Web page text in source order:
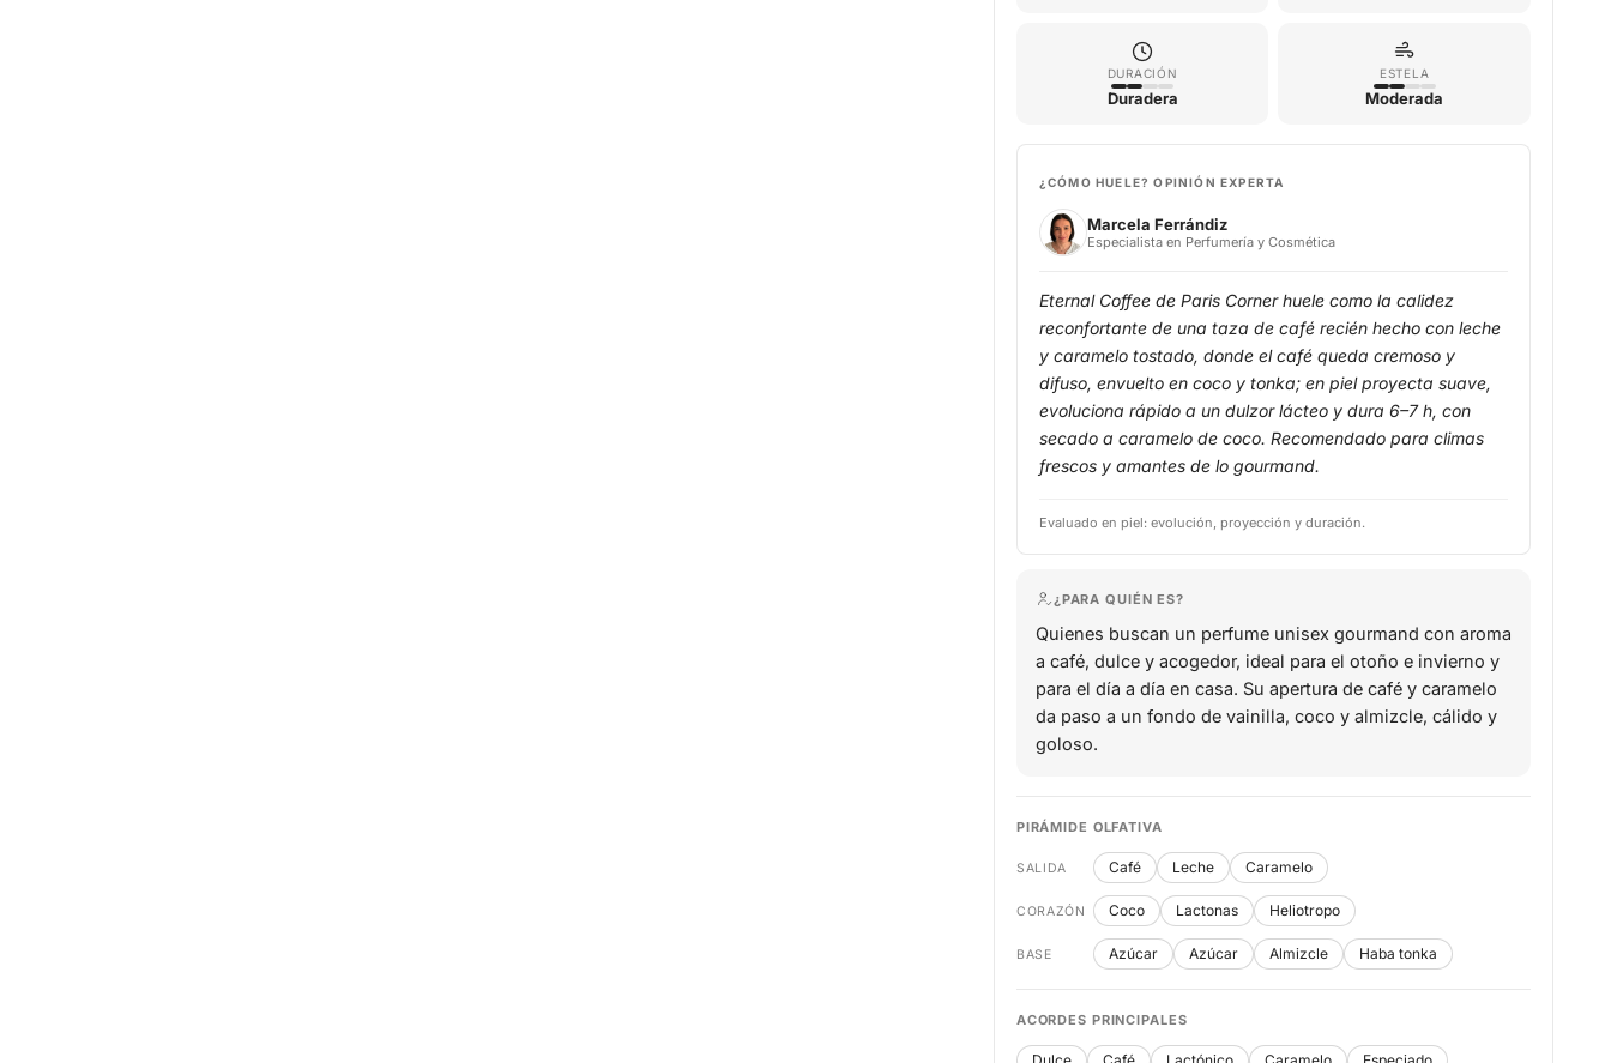
DURACIÓN
Duradera
ESTELA
Moderada
¿CÓMO HUELE? OPINIÓN EXPERTA
Marcela Ferrándiz
Especialista en Perfumería y Cosmética
Eternal Coffee de Paris Corner huele como la calidez
reconfortante de una taza de café recién hecho con leche
y caramelo tostado, donde el café queda cremoso y
difuso, envuelto en coco y tonka; en piel proyecta suave,
evoluciona rápido a un dulzor lácteo y dura 6–7 h, con
secado a caramelo de coco. Recomendado para climas
frescos y amantes de lo gourmand.
Evaluado en piel: evolución, proyección y duración.
¿PARA QUIÉN ES?
Quienes buscan un perfume unisex gourmand con aroma
a café, dulce y acogedor, ideal para el otoño e invierno y
para el día a día en casa. Su apertura de café y caramelo
da paso a un fondo de vainilla, coco y almizcle, cálido y
goloso.
PIRÁMIDE OLFATIVA
SALIDA Café Leche Caramelo
CORAZÓN Coco Lactonas Heliotropo
BASE Azúcar Azúcar Almizcle Haba tonka
ACORDES PRINCIPALES